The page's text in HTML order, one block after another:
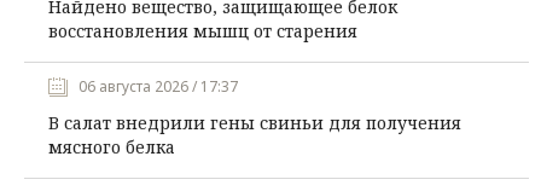
Найдено вещество, защищающее белок
восстановления мышц от старения
06 августа 2026 / 17:37
В салат внедрили гены свиньи для получения
мясного белка